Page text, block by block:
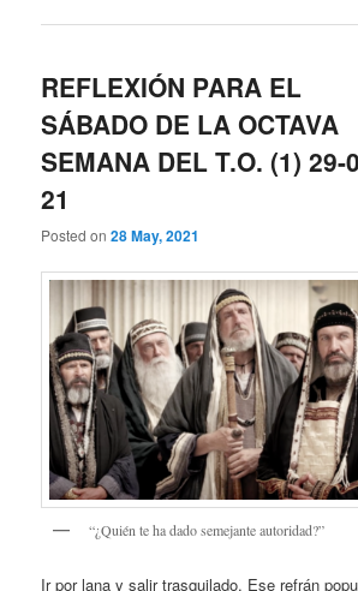
REFLEXIÓN PARA EL
SÁBADO DE LA OCTAVA
SEMANA DEL T.O. (1) 29-
21
Posted on28 May, 2021
“¿Quién te ha dado semejante autoridad?”
Ir por lana y salir trasquilado. Ese refrán